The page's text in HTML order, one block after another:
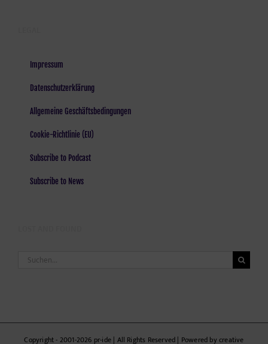
Impressum
Datenschutzerklärung
Allgemeine Geschäftsbedingungen
Cookie-Richtlinie (EU)
Subscribe to Podcast
Subscribe to News
Suche
Copyright - 2001-2026 pr-ide | All Rights Reserved | Powered by creative